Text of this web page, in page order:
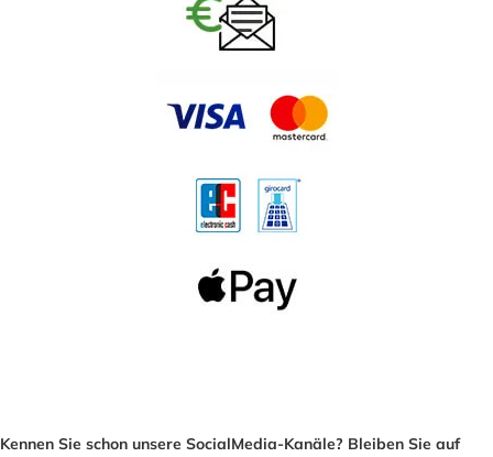
Kennen Sie schon unsere SocialMedia-Kanäle? Bleiben Sie auf